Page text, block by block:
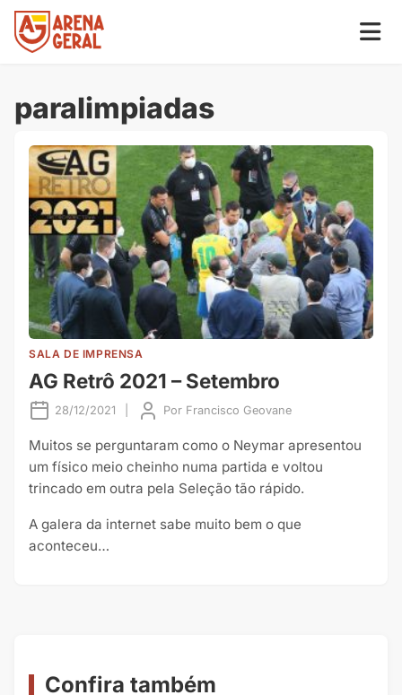
paralimpiadas
SALA DE IMPRENSA
AG Retrô 2021 – Setembro
28/12/2021 Por Francisco Geovane
Muitos se perguntaram como o Neymar apresentou
um físico meio cheinho numa partida e voltou
trincado em outra pela Seleção tão rápido.
A galera da internet sabe muito bem o que
aconteceu…
Confira também